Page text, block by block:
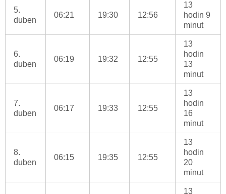
5.
duben
06:21 19:30 12:56
13
hodin 9
minut
6.
duben
06:19 19:32 12:55
13
hodin
13
minut
7.
duben
06:17 19:33 12:55
13
hodin
16
minut
8.
duben
06:15 19:35 12:55
13
hodin
20
minut
13